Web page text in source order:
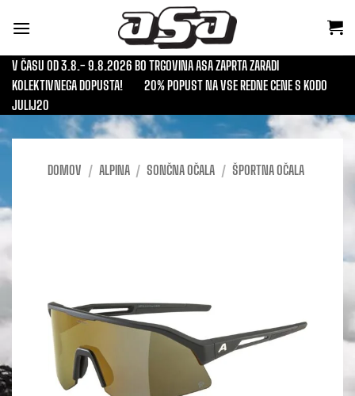
V ČASU OD 3.8.- 9.8.2026 BO TRGOVINA ASA ZAPRTA ZARADI
KOLEKTIVNEGA DOPUSTA!
20% POPUST NA VSE REDNE CENE S KODO
JULIJ20
DOMOV / ALPINA / SONČNA OČALA / ŠPORTNA OČALA